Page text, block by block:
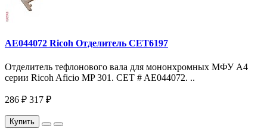
AE044072 Ricoh Отделитель CET6197
Отделитель тефлонового вала для мононхромных МФУ A4
серии Ricoh Aficio MP 301. CET # AE044072. ..
286 ₽ 317 ₽
Купить